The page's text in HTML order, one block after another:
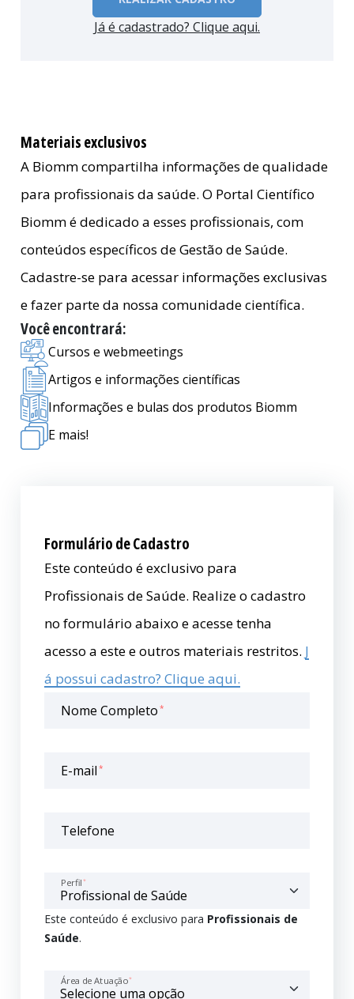
Já é cadastrado? Clique aqui.
Materiais exclusivos
A Biomm compartilha informações de qualidade
para profissionais da saúde. O Portal Científico
Biomm é dedicado a esses profissionais, com
conteúdos específicos de Gestão de Saúde.
Cadastre-se para acessar informações exclusivas
e fazer parte da nossa comunidade científica.
Você encontrará:
Cursos e webmeetings
Artigos e informações científicas
Informações e bulas dos produtos Biomm
E mais!
Formulário de Cadastro
Este conteúdo é exclusivo para
Profissionais de Saúde. Realize o cadastro
no formulário abaixo e acesse tenha
acesso a este e outros materiais restritos. J
á possui cadastro? Clique aqui.
Nome Completo*
E-mail*
Telefone
Perfil*
Este conteúdo é exclusivo para Profissionais de
Saúde.
Área de Atuação*